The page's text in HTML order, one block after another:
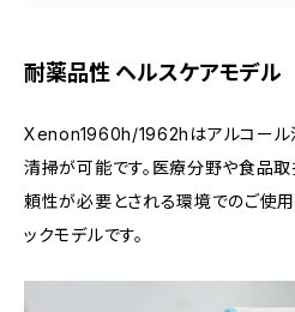
耐薬品性 ヘルスケアモデル
Xenon1960h/1962hはアルコール
清掃が可能です。医療分野や食品
頼性が必要とされる環境でのご使
ックモデルです。